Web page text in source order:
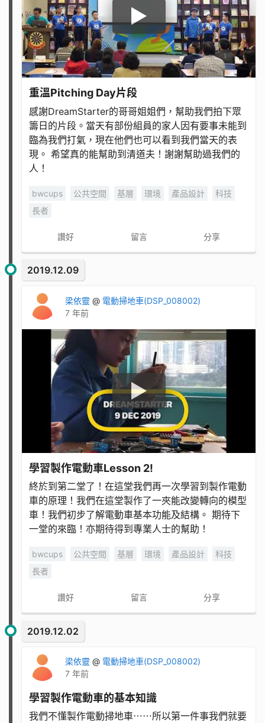
重溫Pitching Day片段
感謝DreamStarter的哥哥姐姐們，幫助我們拍下眾
籌日的片段。當天有部份組員的家人因有要事未能到
臨為我們打氣，現在他們也可以看到我們當天的表
現。 希望真的能幫助到清道夫！謝謝幫助過我們的
人！
bwcups 公共空間 基層 環境 產品設計
科技
長者
讚好 留言 分享
2019.12.09
梁依靈 @ 電動掃地車(DSP_008002)
7 年前
學習製作電動車Lesson 2!
終於到第二堂了！在這堂我們再一次學習到製作電動
車的原理！我們在這堂製作了一夾能改變轉向的模型
車！我們初步了解電動車基本功能及結構。 期待下
一堂的來臨！亦期待得到專業人士的幫助！
bwcups 公共空間 基層 環境 產品設計
科技
長者
讚好 留言 分享
2019.12.02
梁依靈 @ 電動掃地車(DSP_008002)
7 年前
學習製作電動車的基本知識
我們不懂製作電動掃地車⋯⋯所以第一件事我們就要